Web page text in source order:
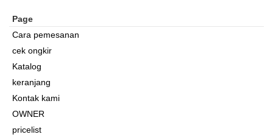
Page
Cara pemesanan
cek ongkir
Katalog
keranjang
Kontak kami
OWNER
pricelist